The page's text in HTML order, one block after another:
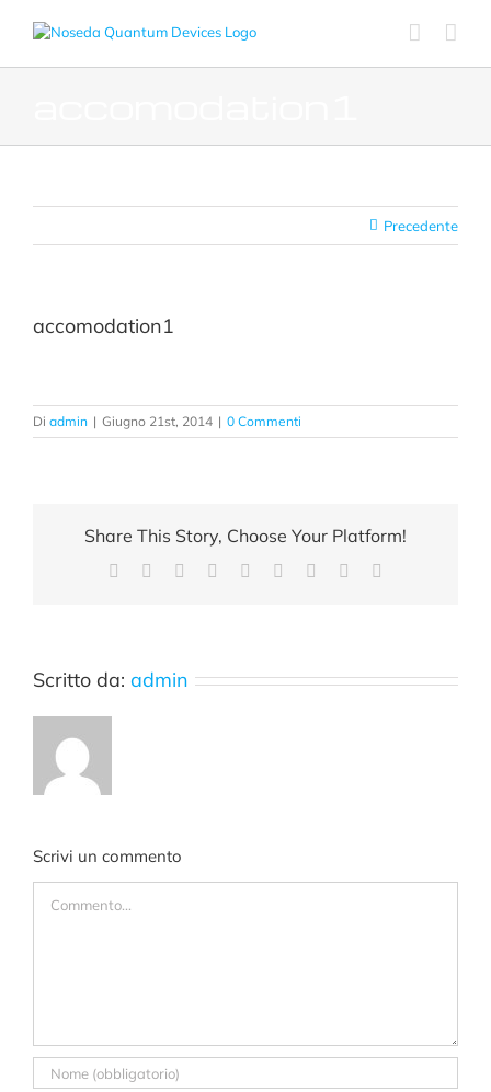
Precedente
accomodation1
Di admin | Giugno 21st, 2014 | 0 Commenti
Share This Story, Choose Your Platform!
Facebook Reddit LinkedInWhatsApp
TumblrPinterest
Scritto da: admin
Scrivi un commento